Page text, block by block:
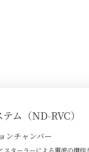
ム（ND-RVC）
ンチャンバー